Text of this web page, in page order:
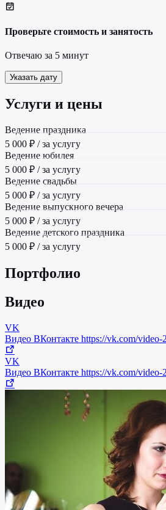
Проверьте стоимость и занятость
Отвечаю за 5 минут
Указать дату
Услуги и цены
Ведение праздника
5 000 ₽ / за услугу
Ведение юбилея
5 000 ₽ / за услугу
Ведение свадьбы
5 000 ₽ / за услугу
Ведение выпускного вечера
5 000 ₽ / за услугу
Ведение детского праздника
5 000 ₽ / за услугу
Портфолио
Видео
VK
Видео ВКонтакте https://vk.com/video-
VK
Видео ВКонтакте https://vk.com/video-